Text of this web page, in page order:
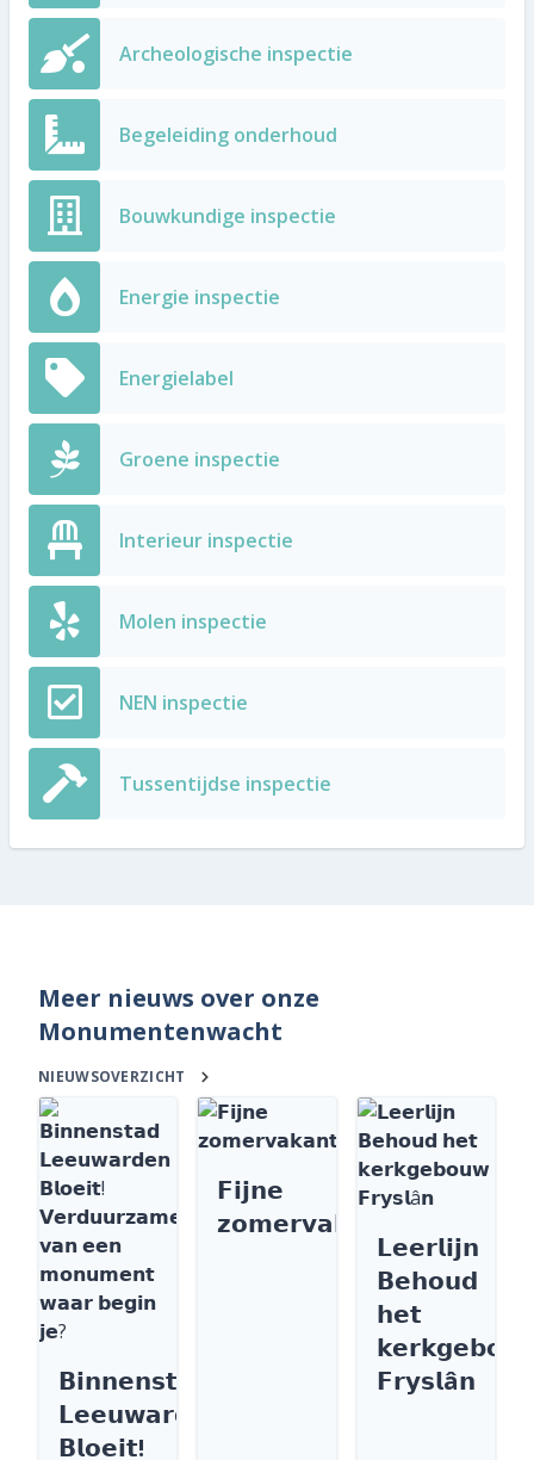
Archeologische inspectie
Begeleiding onderhoud
Bouwkundige inspectie
Energie inspectie
Energielabel
Groene inspectie
Interieur inspectie
Molen inspectie
NEN inspectie
Tussentijdse inspectie
Meer nieuws over onze
Monumentenwacht
NIEUWSOVERZICHT
𝗕𝗶𝗻𝗻𝗲𝗻𝘀𝘁𝗮𝗱
𝗟𝗲𝗲𝘂𝘄𝗮𝗿𝗱𝗲𝗻
𝗕𝗹𝗼𝗲𝗶𝘁!
𝗙𝗶𝗷𝗻𝗲
𝘇𝗼𝗺𝗲𝗿𝘃𝗮𝗸𝗮𝗻𝘁𝗶𝗲
𝗟𝗲𝗲𝗿𝗹𝗶𝗷𝗻
𝗕𝗲𝗵𝗼𝘂𝗱
𝗵𝗲𝘁
𝗙𝗿𝘆𝘀𝗹â𝗻